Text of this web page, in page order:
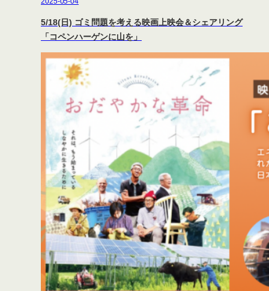
5/18(日) ゴミ問題を考える映画上映会＆シェアリング
「コペンハーゲンに山を」